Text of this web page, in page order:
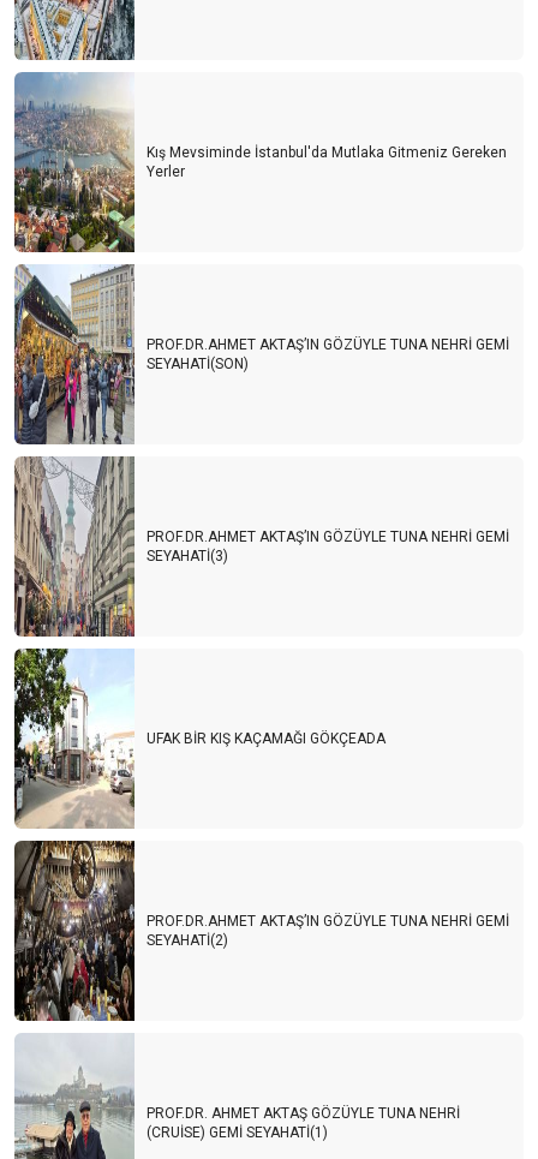
Kış Mevsiminde İstanbul'da Mutlaka Gitmeniz Gereken
Yerler
PROF.DR.AHMET AKTAŞ’IN GÖZÜYLE TUNA NEHRİ GEMİ
SEYAHATİ(SON)
PROF.DR.AHMET AKTAŞ’IN GÖZÜYLE TUNA NEHRİ GEMİ
SEYAHATİ(3)
UFAK BİR KIŞ KAÇAMAĞI GÖKÇEADA
PROF.DR.AHMET AKTAŞ’IN GÖZÜYLE TUNA NEHRİ GEMİ
SEYAHATİ(2)
PROF.DR. AHMET AKTAŞ GÖZÜYLE TUNA NEHRİ
(CRUİSE) GEMİ SEYAHATİ(1)